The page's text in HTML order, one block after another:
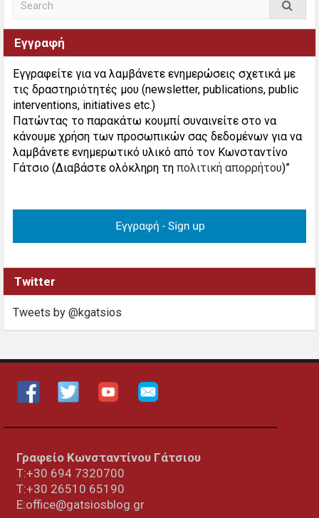
Εγγραφή
Εγγραφείτε για να λαμβάνετε ενημερώσεις σχετικά με
τις δραστηριότητές μου (newsletter, publications, public
interventions, initiatives etc.)
Πατώντας το παρακάτω κουμπί συναινείτε στο να
κάνουμε χρήση των προσωπικών σας δεδομένων για να
λαμβάνετε ενημερωτικό υλικό από τον Κωνσταντίνο
Γάτσιο (Διαβάστε ολόκληρη τηπολιτική απορρήτου)”
Twitter
Tweets by @kgatsios
Γραφείο Κωνσταντίνου Γάτσιου
Τ:+30 694 7320700
T:+30 26510 65190
E:office@gatsiosblog.gr